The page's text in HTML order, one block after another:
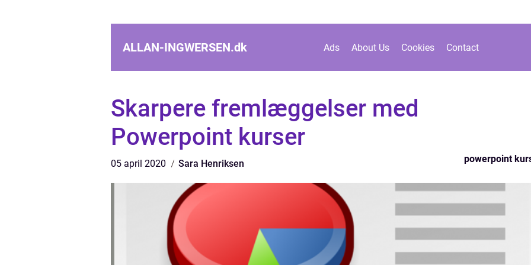
ALLAN-INGWERSEN.dk Ads About Us Cookies Contact
Skarpere fremlæggelser med
Powerpoint kurser
05 april 2020 Sara Henriksen powerpoint